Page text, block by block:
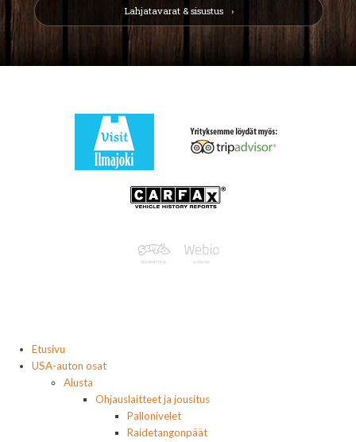
Lahjatavarat & sisustus
Etusivu
USA-auton osat
Alusta
Ohjauslaitteet ja jousitus
Pallonivelet
Raidetangonpäät